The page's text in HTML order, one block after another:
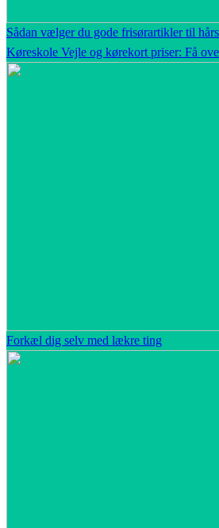
Sådan vælger du gode frisørartikler til
Køreskole Vejle og kørekort priser: Få
Forkæl dig selv med lækre ting